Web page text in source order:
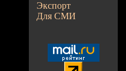
Экспорт
Для СМИ